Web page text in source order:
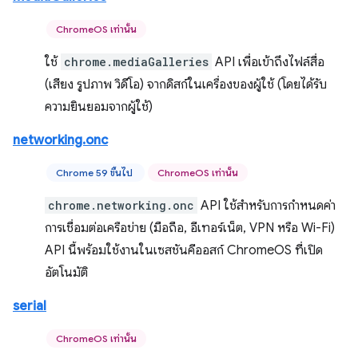
ChromeOS เท่านั้น
ใช้ chrome.mediaGalleries API เพื่อเข้าถึงไฟล์สื่อ
(เสียง รูปภาพ วิดีโอ) จากดิสก์ในเครื่องของผู้ใช้ (โดยได้รับ
ความยินยอมจากผู้ใช้)
networking.onc
Chrome 59 ขึ้นไป ChromeOS เท่านั้น
chrome.networking.onc API ใช้สำหรับการกำหนดค่า
การเชื่อมต่อเครือข่าย (มือถือ, อีเทอร์เน็ต, VPN หรือ Wi-Fi)
API นี้พร้อมใช้งานในเซสชันคีออสก์ ChromeOS ที่เปิด
อัตโนมัติ
serial
ChromeOS เท่านั้น